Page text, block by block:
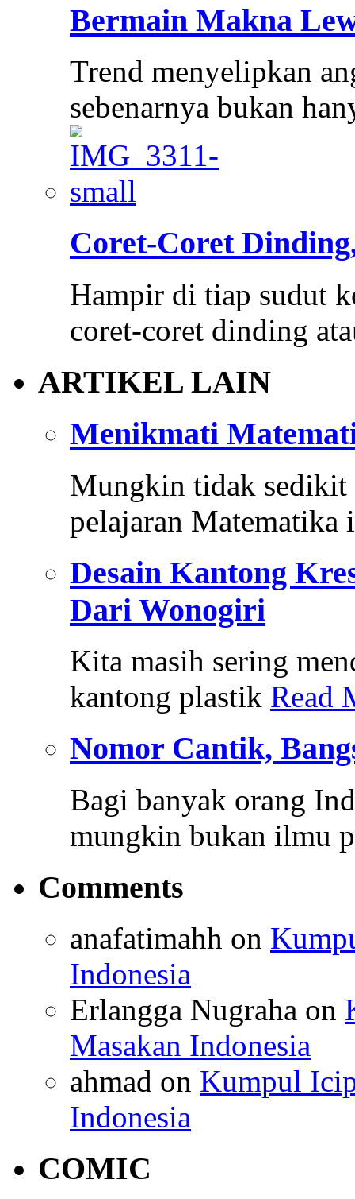
Bermain Makna
Trend menyelipkan
sebenarnya bukan
Coret-Coret
Hampir di tiap sudut
coret-coret dinding
ARTIKEL LAIN
Menikmati
Mungkin tidak sedikit
pelajaran
Desain Kantong
Dari Wonogiri
Kita masih sering
kantong plastik Read
Nomor Cantik,
Bagi banyak orang
mungkin bukan ilmu
Comments
anafatimahh on
Indonesia
Erlangga Nugraha on
Masakan Indonesia
ahmad on Kumpul
Indonesia
COMIC